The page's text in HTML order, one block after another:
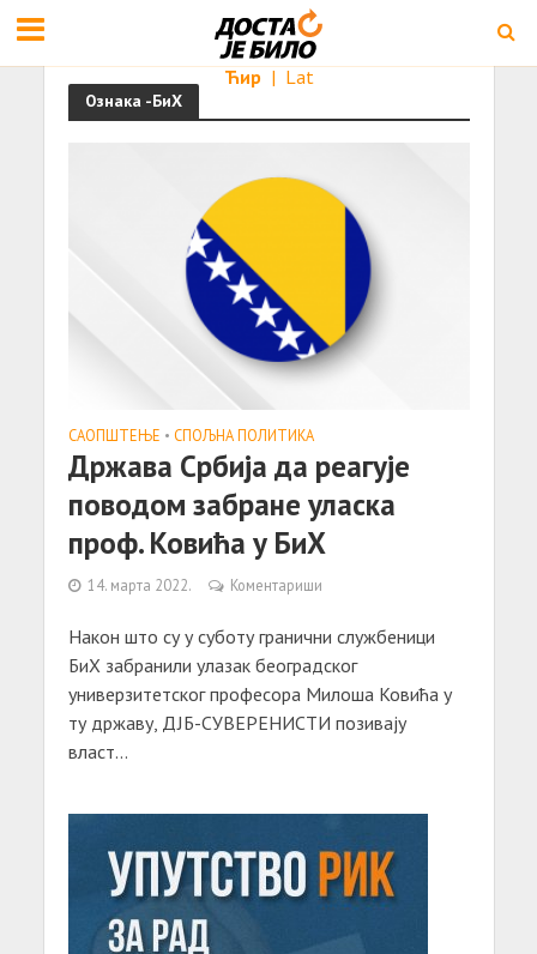
Ћир | Lat
Ознака -БиХ
САОПШТЕЊE • СПОЉНА ПОЛИТИКА
Држава Србија да реагује
поводом забране уласка
проф. Ковића у БиХ
14. марта 2022. Коментариши
Након што су у суботу гранични службеници
БиХ забранили улазак београдског
универзитетског професора Милоша Ковића у
ту државу, ДЈБ-СУВЕРЕНИСТИ позивају
власт...